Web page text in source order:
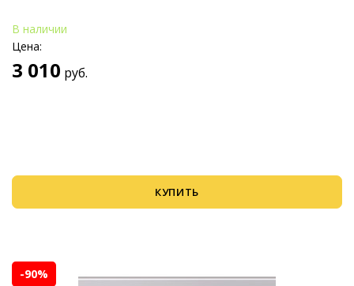
В наличии
Цена:
3 010 руб.
КУПИТЬ
-90%